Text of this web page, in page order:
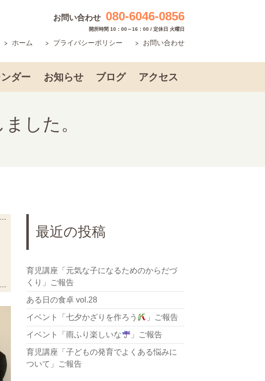
お問い合わせ 080-6046-0856
開所時間 10：00～16：00 / 定休日 火曜日
ホーム プライバシーポリシー お問い合わせ
ダー お知らせ ブログ アクセス
した。
最近の投稿
育児講座「元気な子になるためのからだづ
くり」ご報告
ある日の食卓 vol.28
イベント「七夕かざりを作ろう 」ご報告
イベント「雨ふり楽しいな 」ご報告
育児講座「子どもの発育でよくある悩みに
ついて」ご報告